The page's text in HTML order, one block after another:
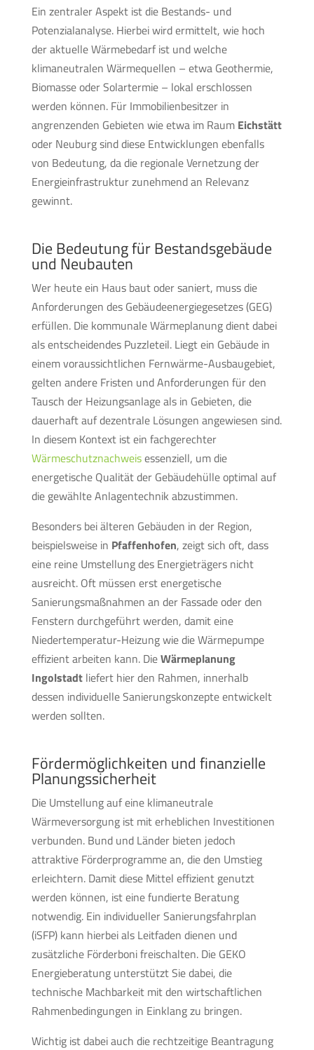
Ein zentraler Aspekt ist die Bestands- und
Potenzialanalyse. Hierbei wird ermittelt, wie hoch
der aktuelle Wärmebedarf ist und welche
klimaneutralen Wärmequellen – etwa Geothermie,
Biomasse oder Solartermie – lokal erschlossen
werden können. Für Immobilienbesitzer in
angrenzenden Gebieten wie etwa im RaumEichstätt
oder Neuburg sind diese Entwicklungen ebenfalls
von Bedeutung, da die regionale Vernetzung der
Energieinfrastruktur zunehmend an Relevanz
gewinnt.
Die Bedeutung für Bestandsgebäude
und Neubauten
Wer heute ein Haus baut oder saniert, muss die
Anforderungen des Gebäudeenergiegesetzes (GEG)
erfüllen. Die kommunale Wärmeplanung dient dabei
als entscheidendes Puzzleteil. Liegt ein Gebäude in
einem voraussichtlichen Fernwärme-Ausbaugebiet,
gelten andere Fristen und Anforderungen für den
Tausch der Heizungsanlage als in Gebieten, die
dauerhaft auf dezentrale Lösungen angewiesen sind.
In diesem Kontext ist ein fachgerechter
Wärmeschutznachweisessenziell, um die
energetische Qualität der Gebäudehülle optimal auf
die gewählte Anlagentechnik abzustimmen.
Besonders bei älteren Gebäuden in der Region,
beispielsweise in Pfaffenhofen, zeigt sich oft, dass
eine reine Umstellung des Energieträgers nicht
ausreicht. Oft müssen erst energetische
Sanierungsmaßnahmen an der Fassade oder den
Fenstern durchgeführt werden, damit eine
Niedertemperatur-Heizung wie die Wärmepumpe
effizient arbeiten kann. DieWärmeplanung
Ingolstadtliefert hier den Rahmen, innerhalb
dessen individuelle Sanierungskonzepte entwickelt
werden sollten.
Fördermöglichkeiten und finanzielle
Planungssicherheit
Die Umstellung auf eine klimaneutrale
Wärmeversorgung ist mit erheblichen Investitionen
verbunden. Bund und Länder bieten jedoch
attraktive Förderprogramme an, die den Umstieg
erleichtern. Damit diese Mittel effizient genutzt
werden können, ist eine fundierte Beratung
notwendig. Ein individueller Sanierungsfahrplan
(iSFP) kann hierbei als Leitfaden dienen und
zusätzliche Förderboni freischalten. Die GEKO
Energieberatung unterstützt Sie dabei, die
technische Machbarkeit mit den wirtschaftlichen
Rahmenbedingungen in Einklang zu bringen.
Wichtig ist dabei auch die rechtzeitige Beantragung